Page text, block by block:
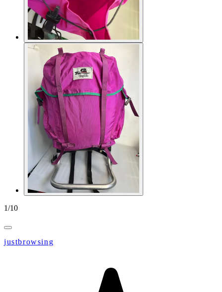
1/10
justbrowsing